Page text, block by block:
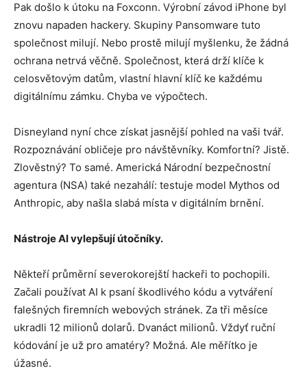
Pak došlo k útoku na Foxconn. Výrobní závod iPhone byl
znovu napaden hackery. Skupiny Pansomware tuto
společnost milují. Nebo prostě milují myšlenku, že žádná
ochrana netrvá věčně. Společnost, která drží klíče k
celosvětovým datům, vlastní hlavní klíč ke každému
digitálnímu zámku. Chyba ve výpočtech.
Disneyland nyní chce získat jasnější pohled na vaši tvář.
Rozpoznávání obličeje pro návštěvníky. Komfortní? Jistě.
Zlověstný? To samé. Americká Národní bezpečnostní
agentura (NSA) také nezahálí: testuje model Mythos od
Anthropic, aby našla slabá místa v digitálním brnění.
Nástroje AI vylepšují útočníky.
Někteří průměrní severokorejští hackeři to pochopili.
Začali používat AI k psaní škodlivého kódu a vytváření
falešných firemních webových stránek. Za tři měsíce
ukradli 12 milionů dolarů. Dvanáct milionů. Vždyť ruční
kódování je už pro amatéry? Možná. Ale měřítko je
úžasné.